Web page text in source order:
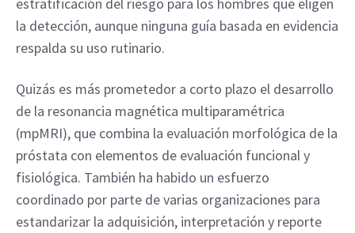
la detección, aunque ninguna guía basada en evidencia
respalda su uso rutinario.
Quizás es más prometedor a corto plazo el desarrollo
de la resonancia magnética multiparamétrica
(mpMRI), que combina la evaluación morfológica de la
próstata con elementos de evaluación funcional y
fisiológica. También ha habido un esfuerzo
coordinado por parte de varias organizaciones para
estandarizar la adquisición, interpretación y reporte